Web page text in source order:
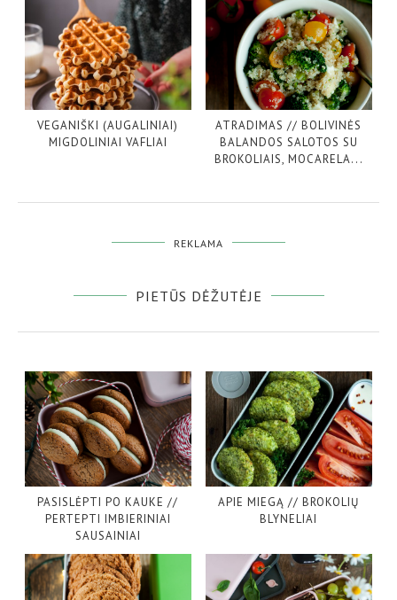
VEGANIŠKI (AUGALINIAI)
MIGDOLINIAI VAFLIAI
ATRADIMAS // BOLIVINĖS
BALANDOS SALOTOS SU
BROKOLIAIS, MOCARELA...
REKLAMA
PIETŪS DĖŽUTĖJE
PASISLĖPTI PO KAUKE //
PERTEPTI IMBIERINIAI
SAUSAINIAI
APIE MIEGĄ // BROKOLIŲ
BLYNELIAI